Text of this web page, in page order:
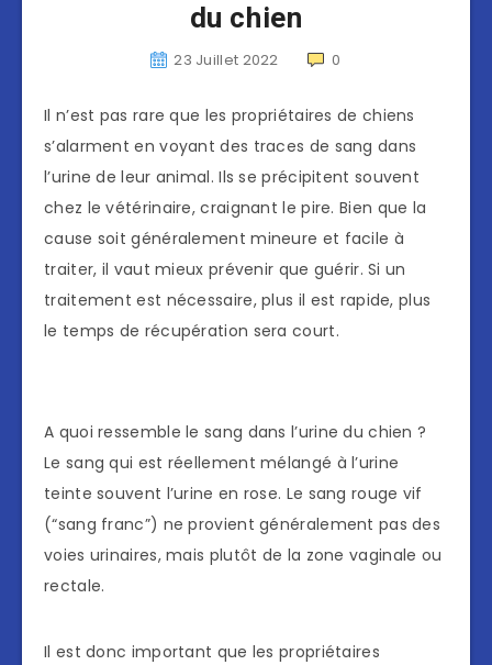
du chien
23 Juillet 2022 0
Il n’est pas rare que les propriétaires de chiens
s’alarment en voyant des traces de sang dans
l’urine de leur animal. Ils se précipitent souvent
chez le vétérinaire, craignant le pire. Bien que la
cause soit généralement mineure et facile à
traiter, il vaut mieux prévenir que guérir. Si un
traitement est nécessaire, plus il est rapide, plus
le temps de récupération sera court.
A quoi ressemble le sang dans l’urine du chien ?
Le sang qui est réellement mélangé à l’urine
teinte souvent l’urine en rose. Le sang rouge vif
(“sang franc”) ne provient généralement pas des
voies urinaires, mais plutôt de la zone vaginale ou
rectale.
Il est donc important que les propriétaires